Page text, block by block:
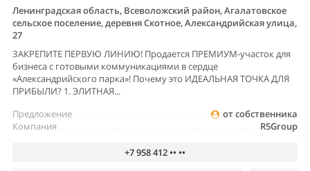
Ленинградская область, Всеволожский район, Агалатовское
сельское поселение, деревня Скотное, Александрийская улица,
27
ЗАКРЕПИТЕ ПЕРВУЮ ЛИНИЮ! Продается ПРЕМИУМ-участок для
бизнеса с готовыми коммуникациями в сердце
«Александрийского парка»! Почему это ИДЕАЛЬНАЯ ТОЧКА ДЛЯ
ПРИБЫЛИ? 1. ЭЛИТНАЯ...
от собственника
Предложение
R5Group
Компания
+7 958 412 •• ••